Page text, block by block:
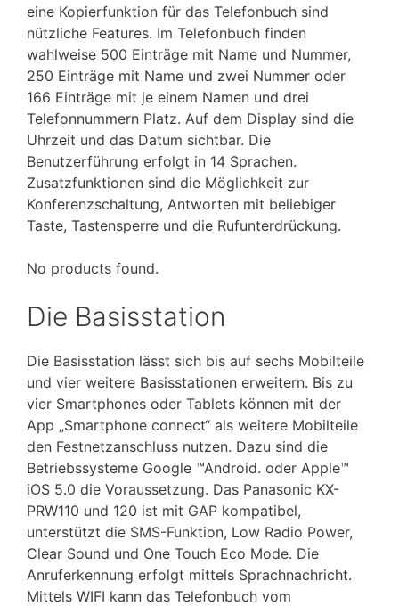
eine Kopierfunktion für das Telefonbuch sind
nützliche Features. Im Telefonbuch finden
wahlweise 500 Einträge mit Name und Nummer,
250 Einträge mit Name und zwei Nummer oder
166 Einträge mit je einem Namen und drei
Telefonnummern Platz. Auf dem Display sind die
Uhrzeit und das Datum sichtbar. Die
Benutzerführung erfolgt in 14 Sprachen.
Zusatzfunktionen sind die Möglichkeit zur
Konferenzschaltung, Antworten mit beliebiger
Taste, Tastensperre und die Rufunterdrückung.
No products found.
Die Basisstation
Die Basisstation lässt sich bis auf sechs Mobilteile
und vier weitere Basisstationen erweitern. Bis zu
vier Smartphones oder Tablets können mit der
App „Smartphone connect“ als weitere Mobilteile
den Festnetzanschluss nutzen. Dazu sind die
Betriebssysteme Google ™Android. oder Apple™
iOS 5.0 die Voraussetzung. Das Panasonic KX-
PRW110 und 120 ist mit GAP kompatibel,
unterstützt die SMS-Funktion, Low Radio Power,
Clear Sound und One Touch Eco Mode. Die
Anruferkennung erfolgt mittels Sprachnachricht.
Mittels WIFI kann das Telefonbuch vom